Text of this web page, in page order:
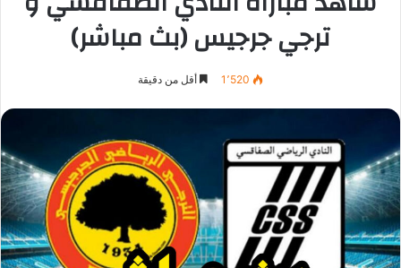
ترجي جرجيس (بث مباشر)
1٬520 أقل من دقيقة